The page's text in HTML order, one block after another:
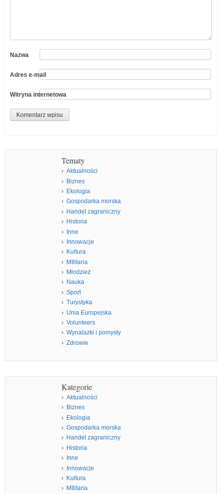
Nazwa
Adres e-mail
Witryna internetowa
Tematy
Aktualności
Biznes
Ekologia
Gospodarka morska
Handel zagraniczny
Historia
Inne
Innowacje
Kultura
MIlitaria
Młodzież
Nauka
Sport
Turystyka
Unia Europejska
Volunteers
Wynalazki i pomysły
Zdrowie
Kategorie
Aktualności
Biznes
Ekologia
Gospodarka morska
Handel zagraniczny
Historia
Inne
Innowacje
Kultura
MIlitaria